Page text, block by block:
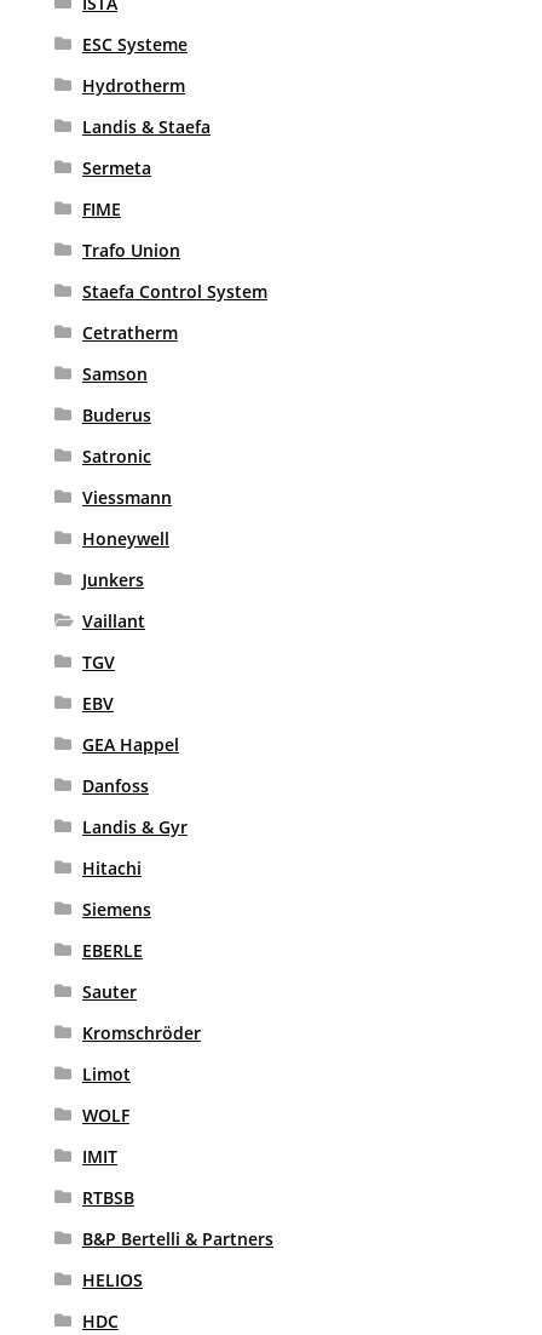
ESC Systeme
Hydrotherm
Landis & Staefa
Sermeta
FIME
Trafo Union
Staefa Control System
Cetratherm
Samson
Buderus
Satronic
Viessmann
Honeywell
Junkers
Vaillant
TGV
EBV
GEA Happel
Danfoss
Landis & Gyr
Hitachi
Siemens
EBERLE
Sauter
Kromschröder
Limot
WOLF
IMIT
RTBSB
B&P Bertelli & Partners
HELIOS
HDC